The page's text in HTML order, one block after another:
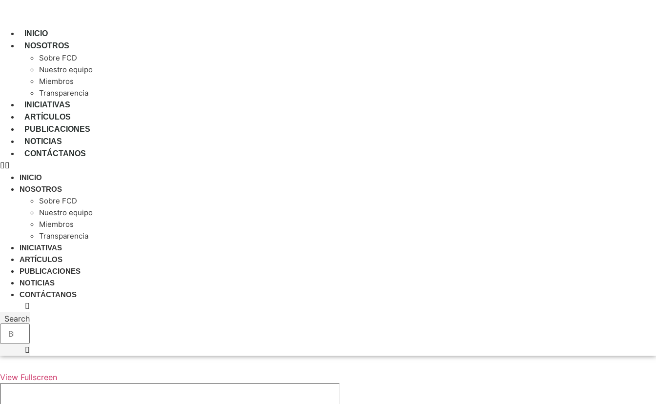
contenidoINICIO
NOSOTROS
Sobre FCD
Nuestro equipo
Miembros
Transparencia
INICIATIVAS
ARTÍCULOS
PUBLICACIONES
NOTICIAS
CONTÁCTANOS
INICIO
NOSOTROS
Sobre FCD
Nuestro equipo
Miembros
Transparencia
INICIATIVAS
ARTÍCULOS
PUBLICACIONES
NOTICIAS
CONTÁCTANOS
Search
View Fullscreen